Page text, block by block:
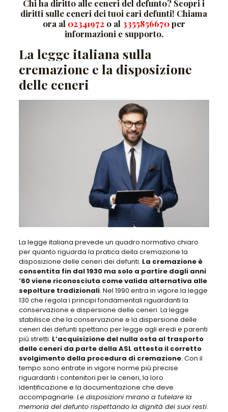
Chi ha diritto alle ceneri del defunto? Scopri i
diritti sulle ceneri dei tuoi cari defunti! Chiama
ora al 02341972o al 3355856670per
informazioni e supporto.
La legge italiana sulla
cremazione e la disposizione
delle ceneri
La legge italiana prevede un quadro normativo chiaro
per quanto riguarda la pratica della cremazione la
disposizione delle ceneri dei defunti. La cremazione è
consentita fin dal 1930 ma solo a partire dagli anni
’60 viene riconosciuta come valida alternativa alle
sepolture tradizionali. Nel 1990 entra in vigore la legge
130 che regola i principi fondamentali riguardanti la
conservazione e dispersione delle ceneri. La legge
stabilisce che la conservazione e la dispersione delle
ceneri dei defunti spettano per legge agli eredi e parenti
più stretti. L’acquisizione del nulla osta al trasporto
delle ceneri da parte della ASL attesta il corretto
svolgimento della procedura di cremazione. Con il
tempo sono entrate in vigore norme più precise
riguardanti i contenitori per le ceneri, la loro
identificazione e la documentazione che deve
accompagnarle. Le disposizioni mirano a tutelare la
memoria del defunto rispettando la dignità dei suoi resti.